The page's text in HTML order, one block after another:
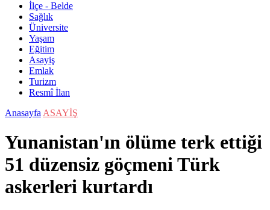
İlçe - Belde
Sağlık
Üniversite
Yaşam
Eğitim
Asayiş
Emlak
Turizm
Resmî İlan
Anasayfa ASAYİŞ
Yunanistan'ın ölüme terk ettiği
51 düzensiz göçmeni Türk
askerleri kurtardı